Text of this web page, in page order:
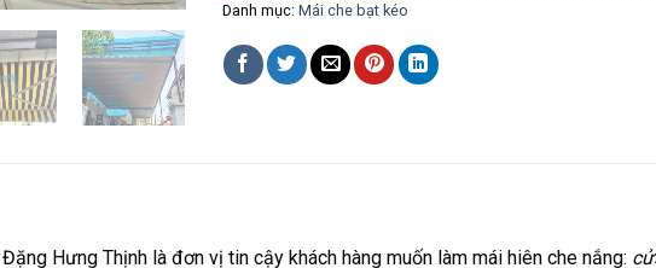
Danh mục: Mái che bạt kéo
Hưng Thịnh là đơn vị tin cậy khách hàng muốn làm mái hiên che nắng: